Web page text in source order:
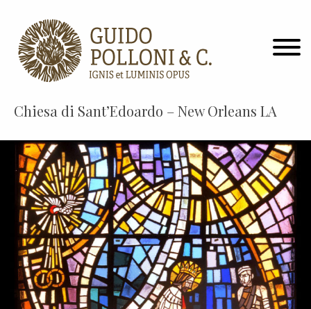
Chiesa di Sant’Edoardo – New Orleans LA